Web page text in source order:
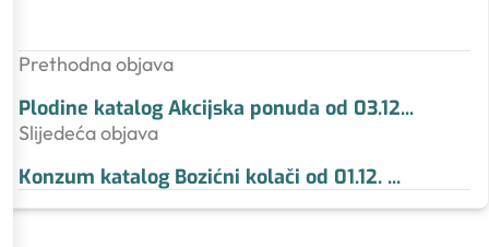
Prethodna objava
Plodine katalog Akcijska ponuda od 03.12...
Slijedeća objava
Konzum katalog Bozićni kolači od 01.12. ...